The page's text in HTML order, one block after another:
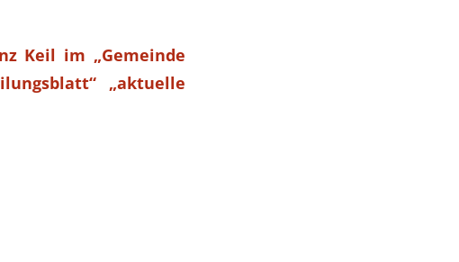
Keil im „Gemeinde
„aktuelle